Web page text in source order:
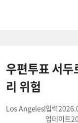
우편투표 서
리 위험
Los Angeles